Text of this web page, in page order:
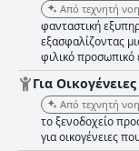
Από τεχνητή
φανταστική
εξασφαλίζοντας
φιλικό προσωπικό
Για Οικογένειες
Από τεχνητή
το ξενοδοχείο
για οικογένειες